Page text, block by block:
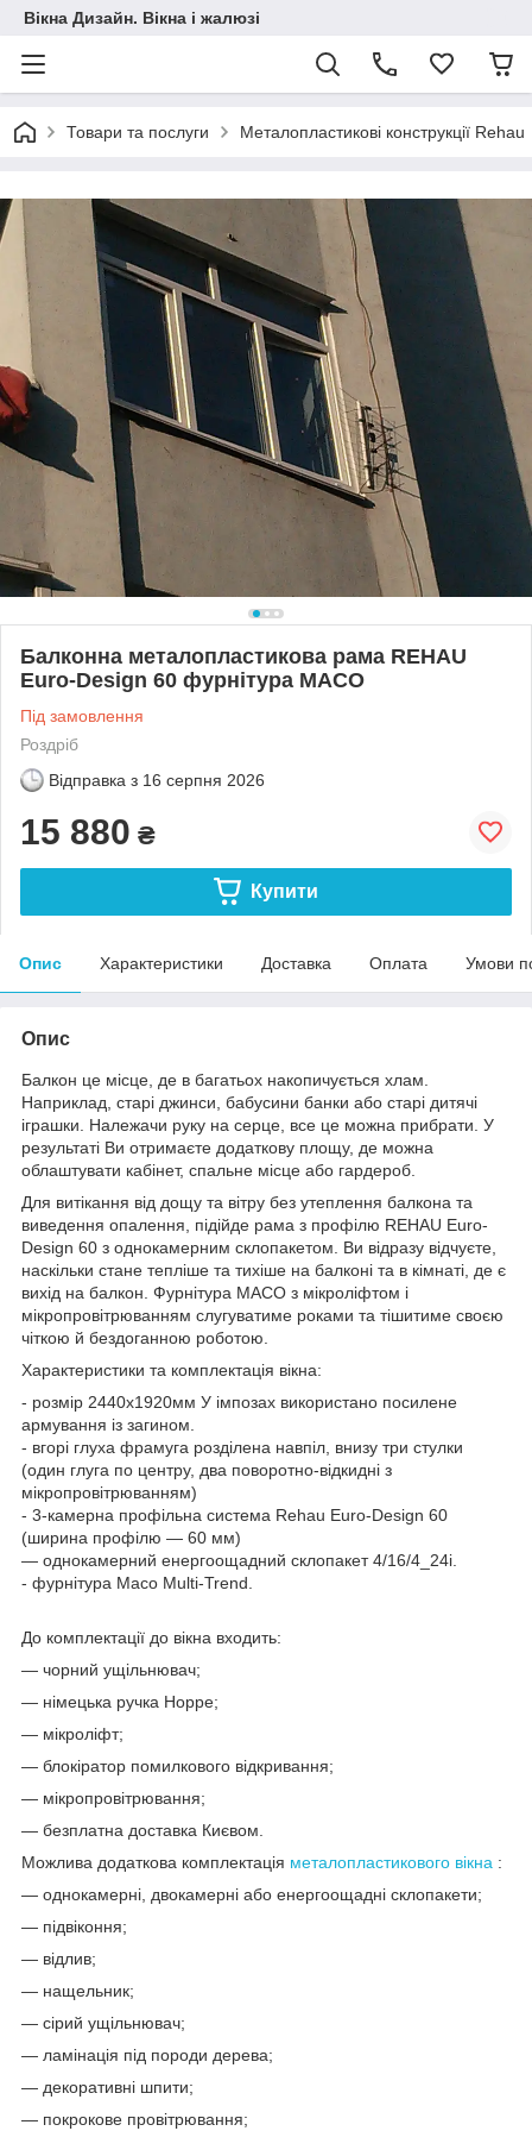
Вікна Дизайн. Вікна і жалюзі
Товари та послуги Металопластикові конструкції Rehau
Балконна металопластикова рама REHAU
Euro-Design 60 фурнітура MACO
Під замовлення
Роздріб
Відправка з 16 серпня 2026
15 880 ₴
Купити
Опис Характеристики Доставка Оплата Умови
Опис
Балкон це місце, де в багатьох накопичується хлам.
Наприклад, старі джинси, бабусини банки або старі дитячі
іграшки. Належачи руку на серце, все це можна прибрати. У
результаті Ви отримаєте додаткову площу, де можна
облаштувати кабінет, спальне місце або гардероб.
Для витікання від дощу та вітру без утеплення балкона та
виведення опалення, підійде рама з профілю REHAU Euro-
Design 60 з однокамерним склопакетом. Ви відразу відчуєте,
наскільки стане тепліше та тихіше на балконі та в кімнаті, де є
вихід на балкон. Фурнітура MACO з мікроліфтом і
мікропровітрюванням слугуватиме роками та тішитиме своєю
чіткою й бездоганною роботою.
Характеристики та комплектація вікна:
- розмір 2440х1920мм У імпозах використано посилене
армування із загином.
- вгорі глуха фрамуга розділена навпіл, внизу три стулки
(один глуга по центру, два поворотно-відкидні з
мікропровітрюванням)
- 3-камерна профільна система Rehau Euro-Design 60
(ширина профілю — 60 мм)
— однокамерний енергоощадний склопакет 4/16/4_24і.
- фурнітура Maco Multi-Trend.
До комплектації до вікна входить:
— чорний ущільнювач;
— німецька ручка Hoppe;
— мікроліфт;
— блокіратор помилкового відкривання;
— мікропровітрювання;
— безплатна доставка Києвом.
Можлива додаткова комплектація металопластикового вікна :
— однокамерні, двокамерні або енергоощадні склопакети;
— підвіконня;
— відлив;
— нащельник;
— сірий ущільнювач;
— ламінація під породи дерева;
— декоративні шпити;
— покрокове провітрювання;